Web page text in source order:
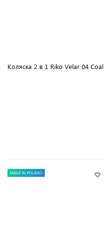
Коляска 2 в 1 Riko Velar 04 Coal
MADE IN POLAND